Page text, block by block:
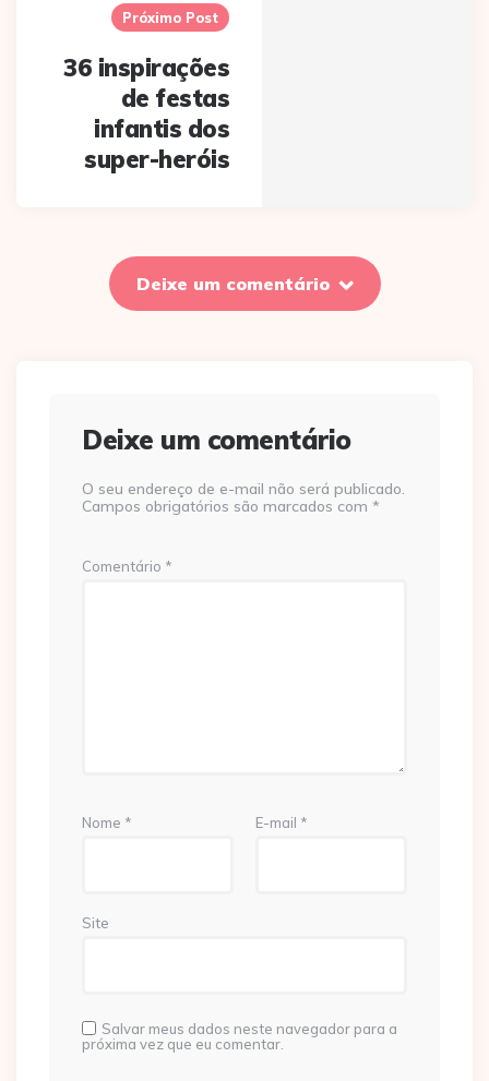
Próximo Post
36 inspirações
de festas
infantis dos
super-heróis
Deixe um comentário
Deixe um comentário
O seu endereço de e-mail não será publicado.
Campos obrigatórios são marcados com *
Comentário *
Nome * E-mail *
Site
Salvar meus dados neste navegador para a
próxima vez que eu comentar.